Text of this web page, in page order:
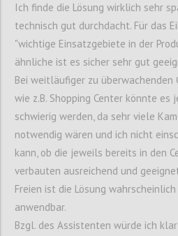
Die Idee ist eine App
Distanzermittlung zu
vibriert z.B. das
sich gerade auf eine
damit den Mindestabstand
Es gibt auch die
erstellen, sodass die
Freunde, etc. nicht
Vibrationsalarm
Listeneintrag kann
Aktivieren in der App
Ich finde die Lösung wirklich sehr
technisch gut durchdacht. Für das
"wichtige Einsatzgebiete in der
ähnliche ist es sicher sehr gut
Bei weitläufiger zu überwachenden
wie z.B. Shopping Center könnte es
schwierig werden, da sehr viele
notwendig wären und ich nicht
kann, ob die jeweils bereits in den
verbauten ausreichend und
Freien ist die Lösung
anwendbar.
Bzgl. des Assistenten würde ich